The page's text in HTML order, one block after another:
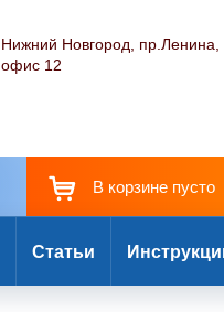
Нижний Новгород, пр.Ленина,
офис 12
В корзине пусто
Статьи